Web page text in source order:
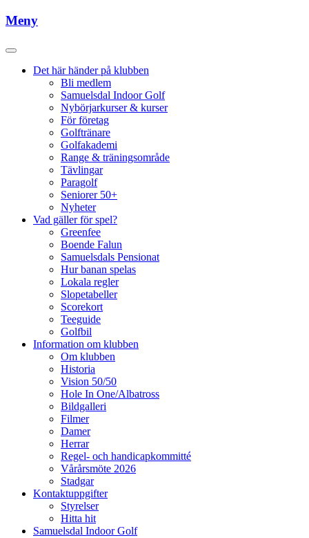
Meny
Det här händer på klubben
Bli medlem
Samuelsdal Indoor Golf
Nybörjarkurser & kurser
För företag
Golftränare
Golfakademi
Range & träningsområde
Tävlingar
Paragolf
Seniorer 50+
Nyheter
Vad gäller för spel?
Greenfee
Boende Falun
Samuelsdals Pensionat
Hur banan spelas
Lokala regler
Slopetabeller
Scorekort
Teeguide
Golfbil
Information om klubben
Om klubben
Historia
Vision 50/50
Hole In One/Albatross
Bildgalleri
Filmer
Damer
Herrar
Regel- och handicapkommitté
Vårårsmöte 2026
Stadgar
Kontaktuppgifter
Styrelser
Hitta hit
Samuelsdal Indoor Golf